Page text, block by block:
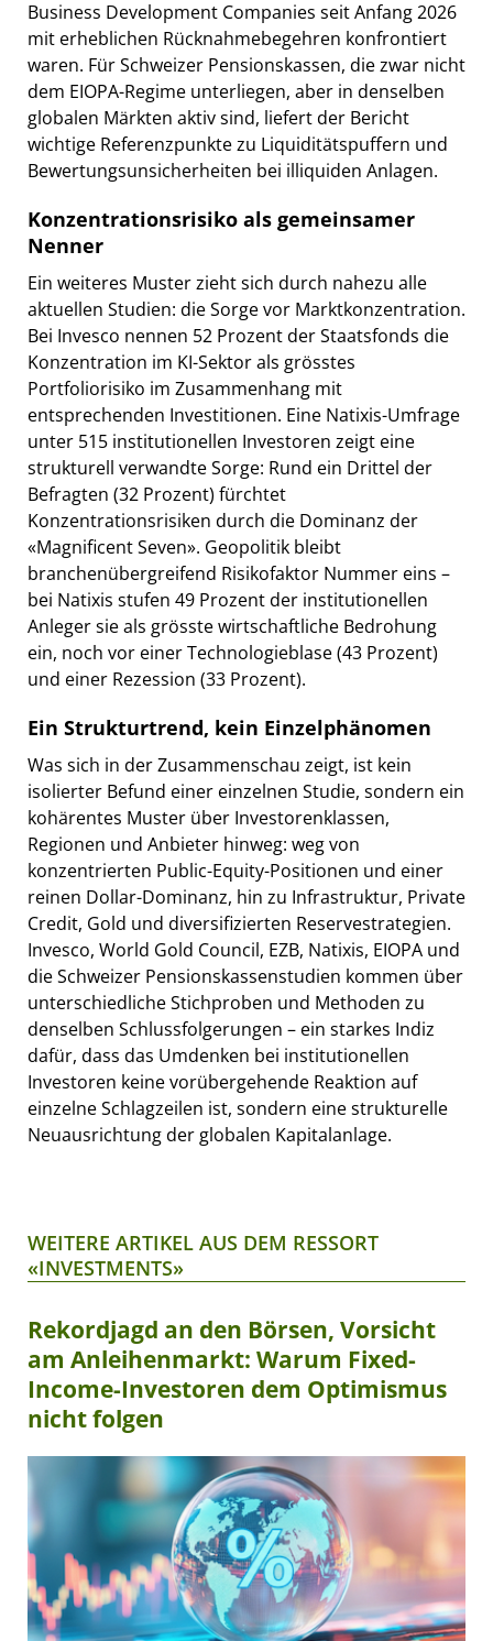
Business Development Companies seit Anfang 2026
mit erheblichen Rücknahmebegehren konfrontiert
waren. Für Schweizer Pensionskassen, die zwar nicht
dem EIOPA-Regime unterliegen, aber in denselben
globalen Märkten aktiv sind, liefert der Bericht
wichtige Referenzpunkte zu Liquiditätspuffern und
Bewertungsunsicherheiten bei illiquiden Anlagen.
Konzentrationsrisiko als gemeinsamer
Nenner
Ein weiteres Muster zieht sich durch nahezu alle
aktuellen Studien: die Sorge vor Marktkonzentration.
Bei Invesco nennen 52 Prozent der Staatsfonds die
Konzentration im KI-Sektor als grösstes
Portfoliorisiko im Zusammenhang mit
entsprechenden Investitionen. Eine Natixis-Umfrage
unter 515 institutionellen Investoren zeigt eine
strukturell verwandte Sorge: Rund ein Drittel der
Befragten (32 Prozent) fürchtet
Konzentrationsrisiken durch die Dominanz der
«Magnificent Seven». Geopolitik bleibt
branchenübergreifend Risikofaktor Nummer eins –
bei Natixis stufen 49 Prozent der institutionellen
Anleger sie als grösste wirtschaftliche Bedrohung
ein, noch vor einer Technologieblase (43 Prozent)
und einer Rezession (33 Prozent).
Ein Strukturtrend, kein Einzelphänomen
Was sich in der Zusammenschau zeigt, ist kein
isolierter Befund einer einzelnen Studie, sondern ein
kohärentes Muster über Investorenklassen,
Regionen und Anbieter hinweg: weg von
konzentrierten Public-Equity-Positionen und einer
reinen Dollar-Dominanz, hin zu Infrastruktur, Private
Credit, Gold und diversifizierten Reservestrategien.
Invesco, World Gold Council, EZB, Natixis, EIOPA und
die Schweizer Pensionskassenstudien kommen über
unterschiedliche Stichproben und Methoden zu
denselben Schlussfolgerungen – ein starkes Indiz
dafür, dass das Umdenken bei institutionellen
Investoren keine vorübergehende Reaktion auf
einzelne Schlagzeilen ist, sondern eine strukturelle
Neuausrichtung der globalen Kapitalanlage.
WEITERE ARTIKEL AUS DEM RESSORT
«INVESTMENTS»
Rekordjagd an den Börsen, Vorsicht
am Anleihenmarkt: Warum Fixed-
Income-Investoren dem Optimismus
nicht folgen